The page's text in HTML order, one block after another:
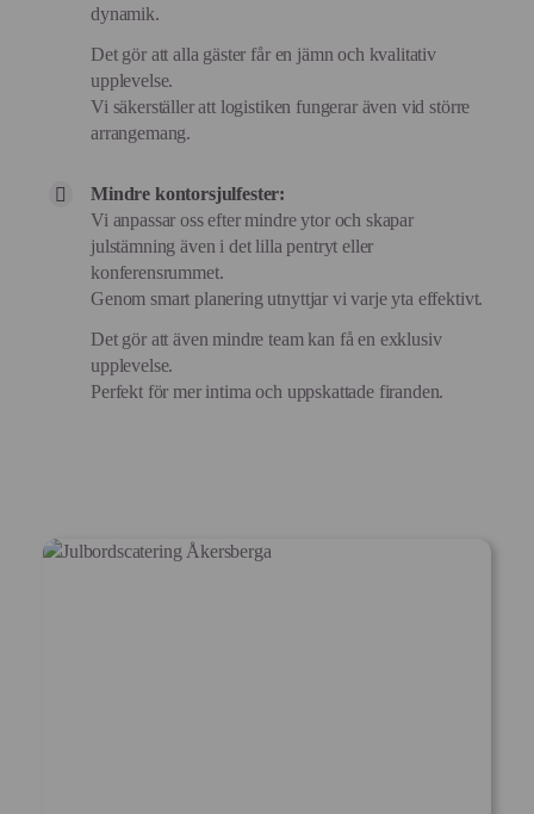
dynamik.
Det gör att alla gäster får en jämn och kvalitativ
upplevelse.
Vi säkerställer att logistiken fungerar även vid större
arrangemang.
Mindre kontorsjulfester:
Vi anpassar oss efter mindre ytor och skapar
julstämning även i det lilla pentryt eller
konferensrummet.
Genom smart planering utnyttjar vi varje yta effektivt.
Det gör att även mindre team kan få en exklusiv
upplevelse.
Perfekt för mer intima och uppskattade firanden.